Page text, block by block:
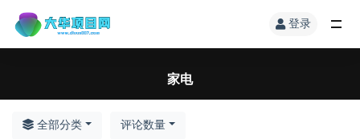
登录
家电
全部分类 评论数量